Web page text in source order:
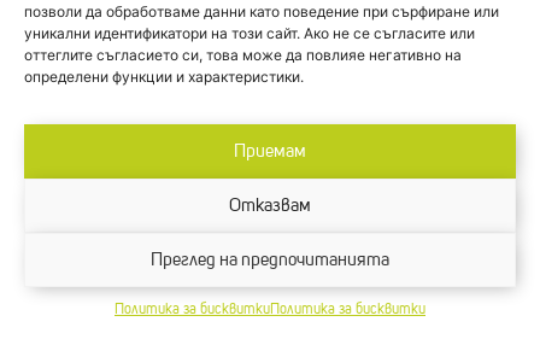
позволи да обработваме данни като поведение при сърфиране или
уникални идентификатори на този сайт. Ако не се съгласите или
оттеглите съгласието си, това може да повлияе негативно на
определени функции и характеристики.
Приемам
Отказвам
Преглед на предпочитанията
Политика за бисквитки Политика за бисквитки